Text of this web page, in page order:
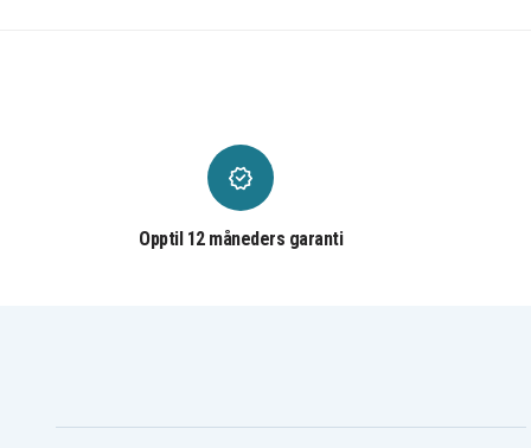
Opptil 12 måneders garanti